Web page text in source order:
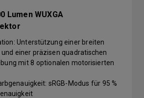
Lumen WUXGA
Unterstützung einer breiten
und einer präzisen quadratischen
mit 8 optionalen motorisierten
sRGB-Modus für 95 %